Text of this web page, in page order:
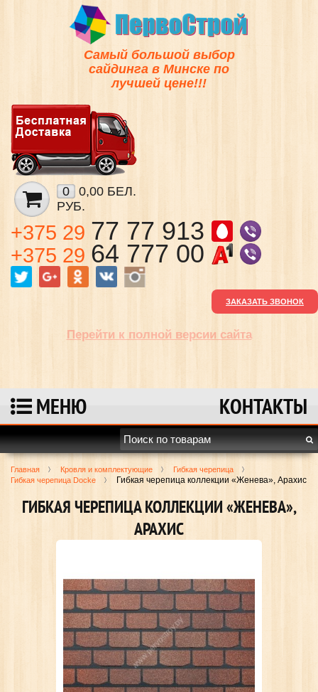
Самый большой выбор
сайдинга в Минске по
лучшей цене!!!
0
0,00 БЕЛ.
РУБ.
+375 29 77 77 913
+375 29 64 777 00
ЗАКАЗАТЬ ЗВОНОК
Перейти к полной версии сайта
МЕНЮ КОНТАКТЫ
Главная Кровля и комплектующие
Гибкая черепица
Гибкая черепица Docke
Гибкая черепица коллекции «Женева», Арахис
ГИБКАЯ ЧЕРЕПИЦА КОЛЛЕКЦИИ «ЖЕНЕВА»,
АРАХИС